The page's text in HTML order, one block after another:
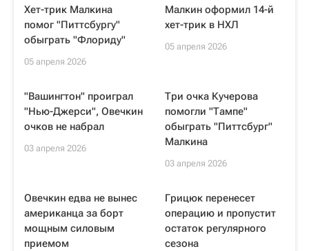
Хет-трик Малкина
помог "Питтсбургу"
обыграть "Флориду"
05 апреля 2026
Малкин оформил 14-й
хет-трик в НХЛ
05 апреля 2026
"Вашингтон" проиграл
"Нью-Джерси", Овечкин
очков не набрал
03 апреля 2026
Три очка Кучерова
помогли "Тампе"
обыграть "Питтсбург"
Малкина
03 апреля 2026
Овечкин едва не вынес
американца за борт
мощным силовым
приемом
Грицюк перенесет
операцию и пропустит
остаток регулярного
сезона